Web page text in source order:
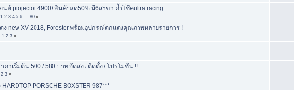
ยนต์ projector 4900+สินค้าลด50% มี6สาขา ค้ำโช๊คultra racing
1 2 3 4 5 6 ...80 »
ต่ง new XV 2018, Forester พร้อมอุปกรณ์ตกแต่งคุณภาพหลายรายการ !
1 2 3 »
าคาเริ่มต้น 500 / 580 บาท จัดส่ง / ติดตั้ง / โปรโมชั่น !!
2 3 »
PORSCHE BOXSTER 987***